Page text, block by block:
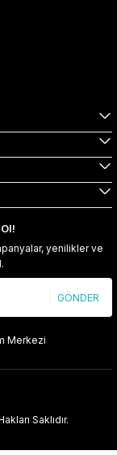
yenilikler ve
GÖNDER
Merkezi
Saklıdır.